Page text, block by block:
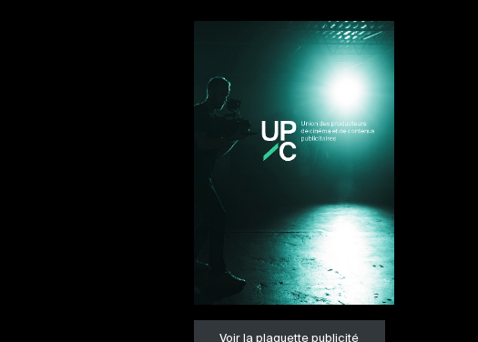
Voir la plaquette publicité